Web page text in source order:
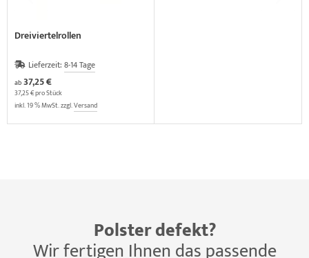
Dreiviertelrollen
Lieferzeit: 8-14 Tage
ab37,25 €
37,25 € pro Stück
inkl. 19 % MwSt. zzgl.Versand
Polster defekt?
Wir fertigen Ihnen das passende